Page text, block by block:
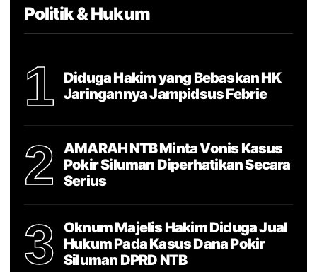
Politik & Hukum
1
Diduga Hakim yang Bebaskan HK
Jaringannya Jampidsus Febrie
2
AMARAH NTB Minta Vonis Kasus
Pokir Siluman Diperhatikan Secara
Serius
3
Oknum Majelis Hakim Diduga Jual
Hukum Pada Kasus Dana Pokir
Siluman DPRD NTB